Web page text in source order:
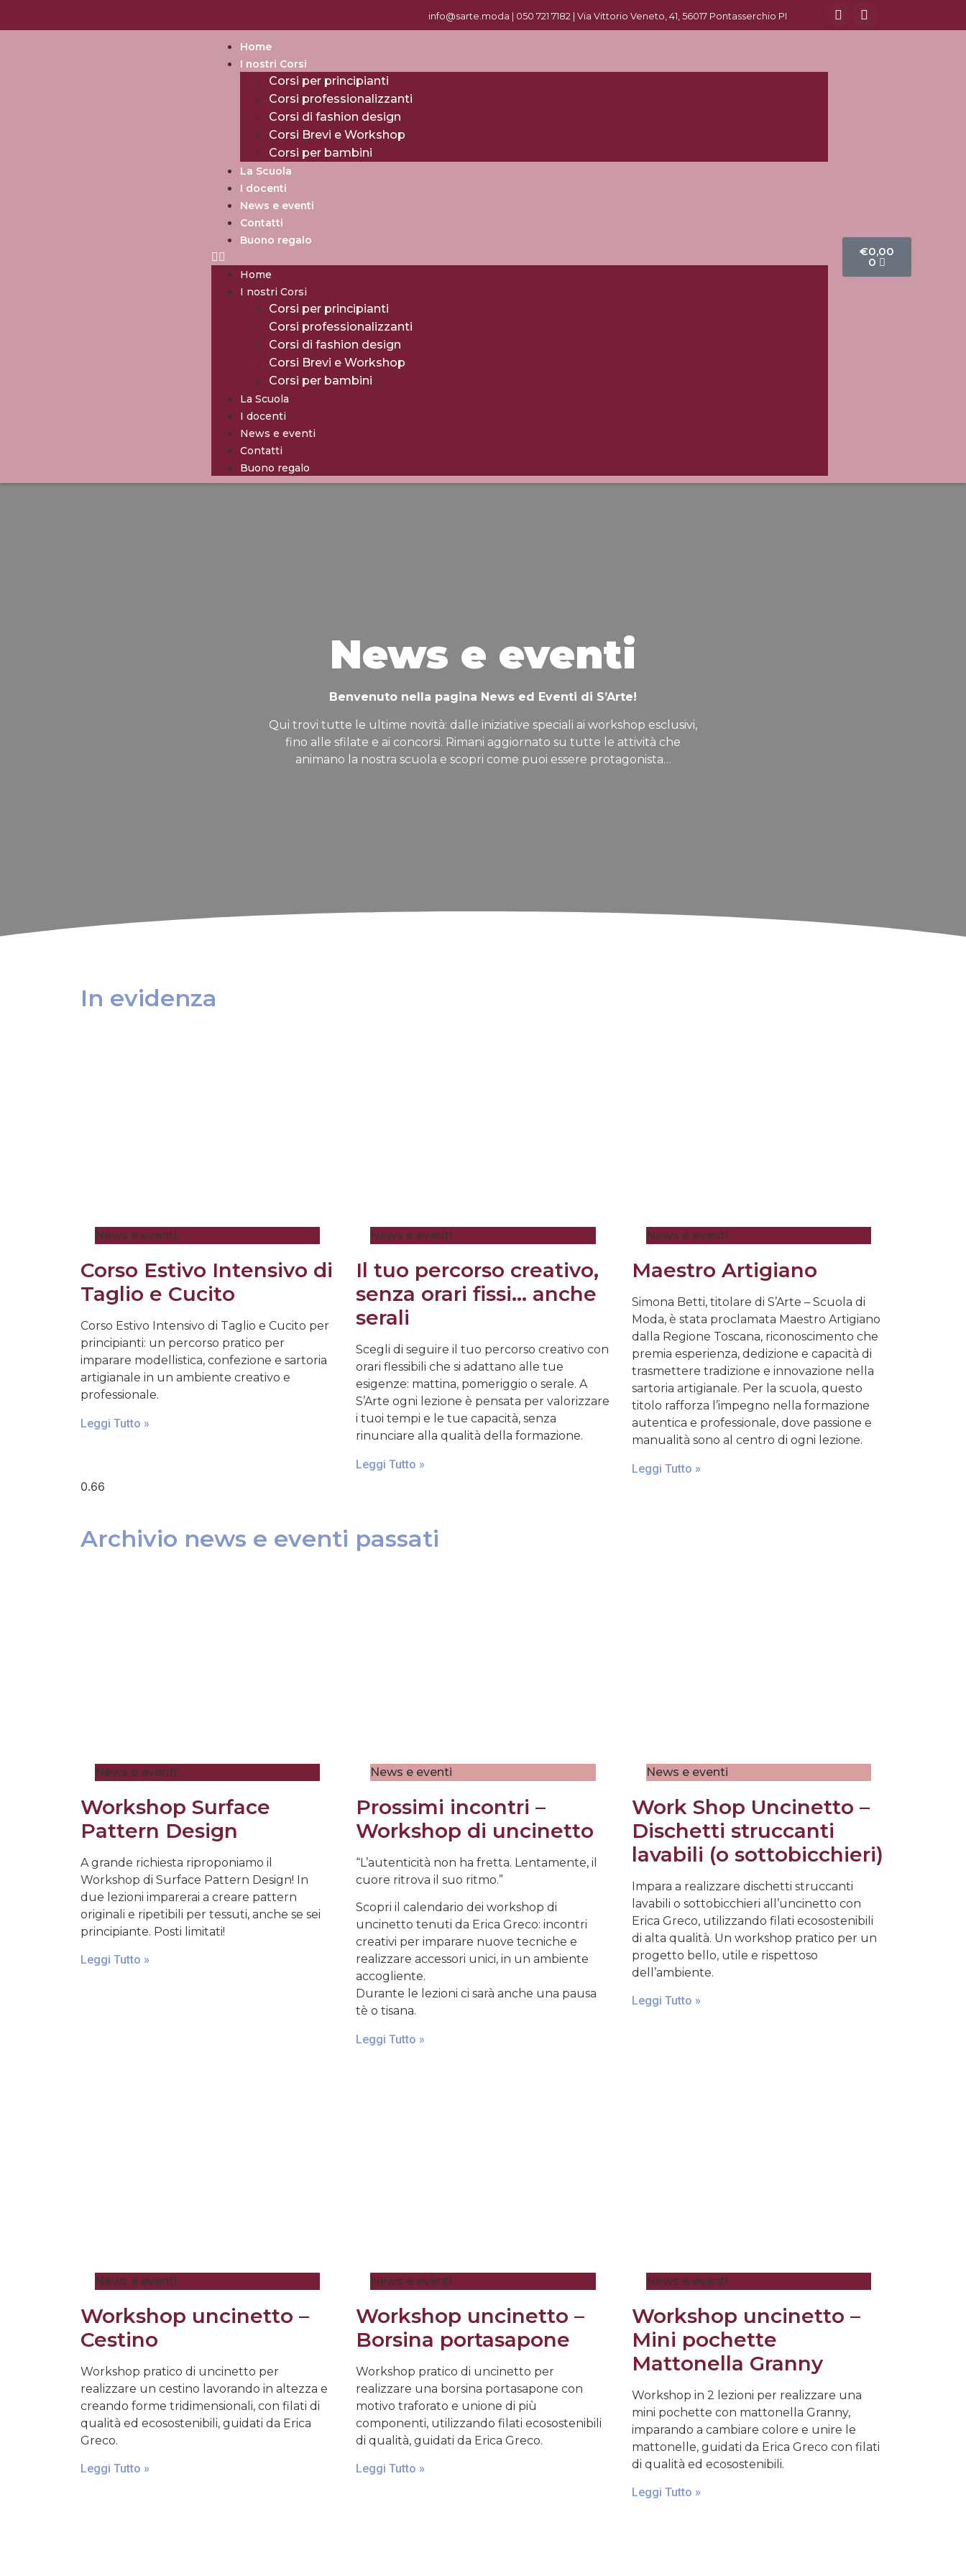
info@sarte.moda | 050 721 7182| Via Vittorio Veneto, 41, 56017 Pontasserchio PI
Home
I nostri Corsi
Corsi per principianti
Corsi professionalizzanti
Corsi di fashion design
Corsi Brevi e Workshop
Corsi per bambini
La Scuola
I docenti
News e eventi
Contatti
Buono regalo
Home
I nostri Corsi
Corsi per principianti
Corsi professionalizzanti
Corsi di fashion design
Corsi Brevi e Workshop
Corsi per bambini
La Scuola
I docenti
News e eventi
Contatti
Buono regalo
€0,00
0
News e eventi
Benvenuto nella pagina News ed Eventi di S’Arte!
Qui trovi tutte le ultime novità: dalle iniziative speciali ai workshop esclusivi,
fino alle sfilate e ai concorsi. Rimani aggiornato su tutte le attività che
animano la nostra scuola e scopri come puoi essere protagonista…
In evidenza
News e eventi
Corso Estivo Intensivo di
Taglio e Cucito
Corso Estivo Intensivo di Taglio e Cucito per
principianti: un percorso pratico per
imparare modellistica, confezione e sartoria
artigianale in un ambiente creativo e
professionale.
Leggi Tutto »
News e eventi
Il tuo percorso creativo,
senza orari fissi… anche
serali
Scegli di seguire il tuo percorso creativo con
orari flessibili che si adattano alle tue
esigenze: mattina, pomeriggio o serale. A
S’Arte ogni lezione è pensata per valorizzare
i tuoi tempi e le tue capacità, senza
rinunciare alla qualità della formazione.
Leggi Tutto »
News e eventi
Maestro Artigiano
Simona Betti, titolare di S’Arte – Scuola di
Moda, è stata proclamata Maestro Artigiano
dalla Regione Toscana, riconoscimento che
premia esperienza, dedizione e capacità di
trasmettere tradizione e innovazione nella
sartoria artigianale. Per la scuola, questo
titolo rafforza l’impegno nella formazione
autentica e professionale, dove passione e
manualità sono al centro di ogni lezione.
Leggi Tutto »
Archivio news e eventi passati
News e eventi
Workshop Surface
Pattern Design
A grande richiesta riproponiamo il
Workshop di Surface Pattern Design! In
due lezioni imparerai a creare pattern
originali e ripetibili per tessuti, anche se sei
principiante. Posti limitati!
Leggi Tutto »
News e eventi
Prossimi incontri –
Workshop di uncinetto
“L’autenticità non ha fretta. Lentamente, il
cuore ritrova il suo ritmo.”
Scopri il calendario dei workshop di
uncinetto tenuti da Erica Greco: incontri
creativi per imparare nuove tecniche e
realizzare accessori unici, in un ambiente
accogliente.
Durante le lezioni ci sarà anche una pausa
tè o tisana.
Leggi Tutto »
News e eventi
Work Shop Uncinetto –
Dischetti struccanti
lavabili (o sottobicchieri)
Impara a realizzare dischetti struccanti
lavabili o sottobicchieri all’uncinetto con
Erica Greco, utilizzando filati ecosostenibili
di alta qualità. Un workshop pratico per un
progetto bello, utile e rispettoso
dell’ambiente.
Leggi Tutto »
News e eventi
Workshop uncinetto –
Cestino
Workshop pratico di uncinetto per
realizzare un cestino lavorando in altezza e
creando forme tridimensionali, con filati di
qualità ed ecosostenibili, guidati da Erica
Greco.
Leggi Tutto »
News e eventi
Workshop uncinetto –
Borsina portasapone
Workshop pratico di uncinetto per
realizzare una borsina portasapone con
motivo traforato e unione di più
componenti, utilizzando filati ecosostenibili
di qualità, guidati da Erica Greco.
Leggi Tutto »
News e eventi
Workshop uncinetto –
Mini pochette
Mattonella Granny
Workshop in 2 lezioni per realizzare una
mini pochette con mattonella Granny,
imparando a cambiare colore e unire le
mattonelle, guidati da Erica Greco con filati
di qualità ed ecosostenibili.
Leggi Tutto »